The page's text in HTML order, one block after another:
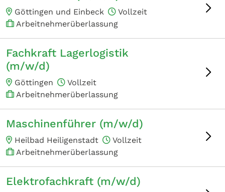
Göttingen und Einbeck
Vollzeit
Arbeitnehmerüberlassung
Fachkraft Lagerlogistik
(m/w/d)
Göttingen
Vollzeit
Arbeitnehmerüberlassung
Maschinenführer (m/w/d)
Heilbad Heiligenstadt
Vollzeit
Arbeitnehmerüberlassung
Elektrofachkraft (m/w/d)